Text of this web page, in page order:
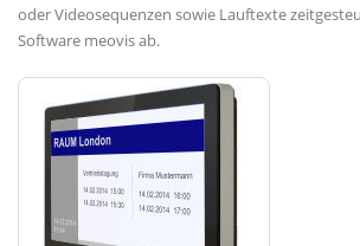
oder Videosequenzen sowie Lauftexte
Software meovis ab.